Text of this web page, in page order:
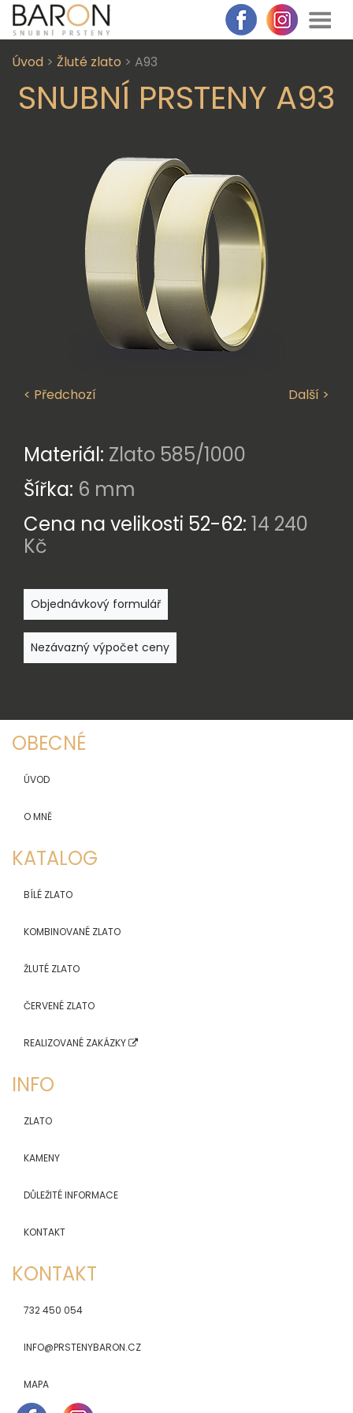
Úvod > Žluté zlato > A93
SNUBNÍ PRSTENY A93
DETAIL PRSTENU
< Předchozí Další >
Materiál: Zlato 585/1000
Šířka: 6 mm
Cena na velikosti 52-62: 14 240
Kč
Objednávkový formulář
Nezávazný výpočet ceny
OBECNÉ
ÚVOD
O MNĚ
KATALOG
BÍLÉ ZLATO
KOMBINOVANÉ ZLATO
ŽLUTÉ ZLATO
ČERVENÉ ZLATO
REALIZOVANÉ ZAKÁZKY
INFO
ZLATO
KAMENY
DŮLEŽITÉ INFORMACE
KONTAKT
KONTAKT
732 450 054
INFO@PRSTENYBARON.CZ
MAPA